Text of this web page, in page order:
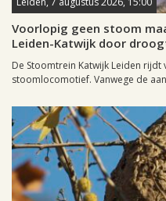
Voorlopig geen stoom
Leiden-Katwijk door
De Stoomtrein Katwijk Leiden
stoomlocomotief. Vanwege de